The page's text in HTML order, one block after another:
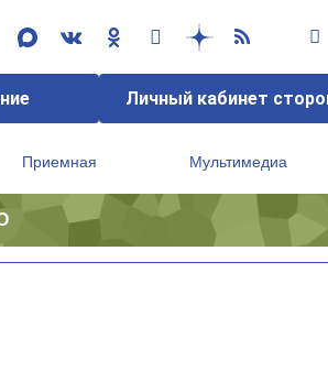
Личный кабинет
Приемная Мультимедиа